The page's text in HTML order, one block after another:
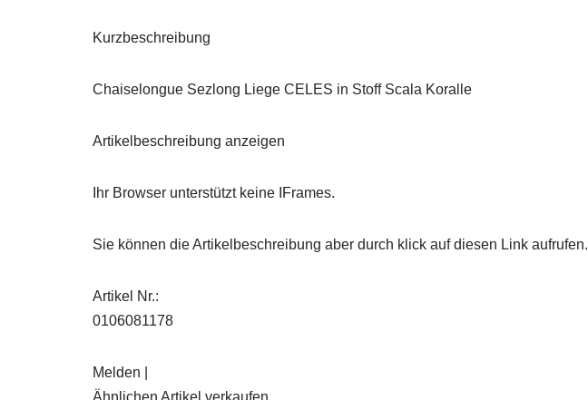
Kurzbeschreibung
Chaiselongue Sezlong Liege CELES in Stoff Scala Koralle
Artikelbeschreibung anzeigen
Ihr Browser unterstützt keine IFrames.
Sie können die Artikelbeschreibung aber durch klick auf diesen Link aufrufen.
Artikel Nr.:
0106081178
Melden |